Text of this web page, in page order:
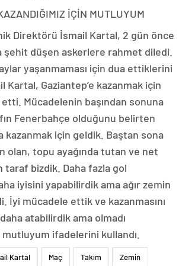
İÇİN MUTLUYUM
Direktörü İsmail Kartal, 2 gün önce
şehit düşen askerlere rahmet diledi.
yaşanmaması için dua ettiklerini
Kartal, Gaziantep’e kazanmak için
Mücadelenin başından sonuna
Fenerbahçe olduğunu belirten
kazanmak için geldik. Baştan sona
olan, topu ayağında tutan ve net
taraf bizdik. Daha fazla gol
iyisini yapabilirdik ama ağır zemin
İyi mücadele ettik ve kazanmasını
atabilirdik ama olmadı
mutluyum ifadelerini kullandı.
Kartal Maç Takım Zemin